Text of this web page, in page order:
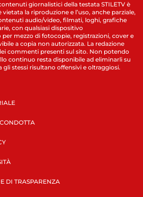
giornalistici della testata STILETV è
la riproduzione e l’uso, anche parziale,
audio/video, filmati, loghi, grafiche
con qualsiasi dispositivo
mezzo di fotocopie, registrazioni, cover e
a copia non autorizzata. La redazione
commenti presenti sul sito. Non potendo
continuo resta disponibile ad eliminarli su
gli stessi risultano offensivi e oltraggiosi.
DI TRASPARENZA